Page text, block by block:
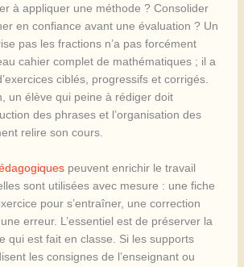
à appliquer une méthode ? Consolider
en confiance avant une évaluation ? Un
pas les fractions n’a pas forcément
cahier complet de mathématiques ; il a
ciblés, progressifs et corrigés.
un élève qui peine à rédiger doit
des phrases et l’organisation des
relire son cours.
peuvent enrichir le travail
sont utilisées avec mesure : une fiche
pour s’entraîner, une correction
erreur. L’essentiel est de préserver la
qui est fait en classe. Si les supports
les consignes de l’enseignant ou